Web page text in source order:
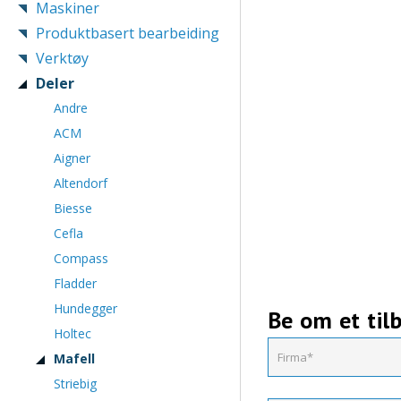
Maskiner
Produktbasert bearbeiding
Verktøy
Deler
Andre
ACM
Aigner
Altendorf
Biesse
Cefla
Compass
Fladder
Hundegger
Holtec
Mafell
Striebig
Be om et